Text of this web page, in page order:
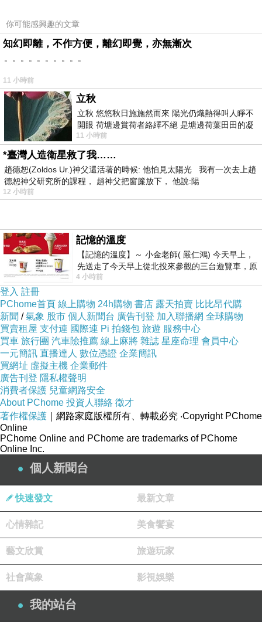
起』的。」）
像一些影視歌星，「青春美麗一時紅」，要是
「喜新『懷』舊」好了，反正「過時」的，全都只
是‥「值得懷念」罷了）
俗諺云‥「長江後浪推前浪、世上新人換舊
人。」
哪天，出來一個「更美、更帥」的影歌星，影
迷、歌迷們，不免就會「移情別戀」——比換一雙
舊鞋還容易；像〈鳳飛飛、鄧麗君〉，說來，人長
得並不是挺美的，可是，她們都是「實力派」的歌
手，歌真的唱得很好聽，所以‥能夠「歷久不
阿文又有首偈，是這麼說的‥
「福德生貌美、智慧致莊嚴；貌美為人愛、莊嚴令
眾敬；
貌美無莊嚴，易受邪魔侵；莊嚴無美貌，難得世
緣親。」
一個人，生得英俊、美麗，都是因為‥過去世
「種德施福」，所獲得的果報。
長得漂亮，自然就會受到大家的喜愛，可是‥
像那些舞女、妓女、酒女，長得美艷動人，卻得不
到別人的「敬重」，為什麼呢？ 只因為‥她們總
少了「莊嚴之相」，貌美而無莊嚴，就容易受到那
些‥「臭男人」的侵犯，看到她們，就會想入非
非、垂涎三尺，對她毛手毛腳的吃豆腐。
像‥觀世音菩薩、聖母瑪琍亞，貌美且莊嚴，
所以‥看到的人，自然會對她‥「又愛又敬」、對
她禮拜。
「威嚴」十足，可是‥卻滿臉「豆花」，就只會令
人「敬畏」，而不會令人喜愛。
所謂‥「莊嚴」，就是‥「端正賢淑、穩重真
誠」，莊嚴是內在的「修養」，所散發出來的「氣
質」，不是‥化粧品、漂亮的衣裳、名貴的飾
「美貌」是與生俱來的，「莊嚴」卻可靠後天
的培養，因為‥莊嚴來自「智慧」，而智慧來自
「知識」——我們把所見、所聞、所感、所觸的事
你可能感興趣的文章
知幻即離，不作方便，離幻即覺，亦無漸次
。。。。。。。。。。
11 小時前
立秋
立秋 悠悠秋日施施然而來 陽光仍熾熱得叫人睜不
開眼 荷塘邊賞荷者絡繹不絕 是塘邊荷葉田田的凝
望 風中飄逸的是映日荷花別樣紅
11 小時前
*臺灣人造衛星救了我……
趙德恕(Zoldos Ur.)神父還活著的時候: 他怕見太陽光 我有一次去上趙
德恕神父研究所的課程， 趙神父把窗簾放下， 他說:陽
12 小時前
記憶的溫度
【記憶的溫度】～ 小金老師( 嚴仁鴻) 今天早上，
先送走了今天早上從北投來參觀的三台遊覽車，原
以為展場已經差不多要安靜下來，卻發
4 小時前
登入 註冊
PChome首頁 線上購物 24h購物 書店 露天拍賣 比比昂代購
新聞 /氣象 股市 個人新聞台 廣告刊登 加入聯播網 全球購物
買賣租屋 支付連 國際連 Pi 拍錢包 旅遊 服務中心
買車 旅行團 汽車險推薦 線上麻將 雜誌 星座命理 會員中心
一元簡訊 直播達人 數位憑證 企業簡訊
買網址 虛擬主機 企業郵件
廣告刊登 隱私權聲明
消費者保護 兒童網路安全
About PChome 投資人聯絡 徵才
著作權保護 ｜網路家庭版權所有、轉載必究 ‧Copyright PChome
Online
PChome Online and PChome are trademarks of PChome
Online Inc.
個人新聞台
快速發文 最新文章
心情雜記 美食饗宴
藝文欣賞 旅遊玩家
社會萬象 影視娛樂
我的站台